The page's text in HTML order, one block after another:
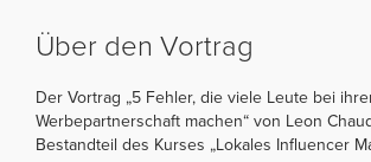
Über den Vortrag
Der Vortrag „5 Fehler, die viele Leute bei
Werbepartnerschaft machen“ von Leon
Bestandteil des Kurses „Lokales Influencer